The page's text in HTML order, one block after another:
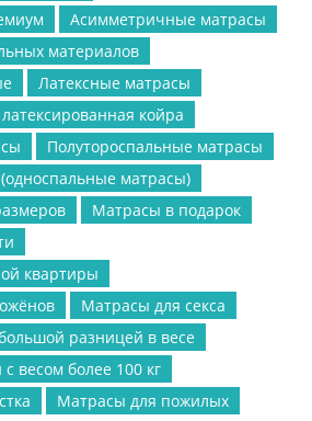
Асимметричные матрасы
материалов
Латексные матрасы
койра
Полутороспальные матрасы
матрасы)
Матрасы в подарок
квартиры
Матрасы для секса
разницей в весе
весом более 100 кг
Матрасы для пожилых